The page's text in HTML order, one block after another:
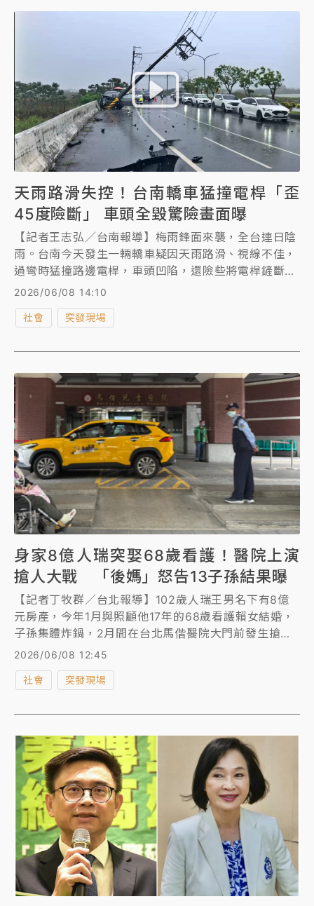
5月間判NONO無罪，主要理由是除了2名女子的單方
面指控，欠缺其他補強證據，士林地檢署不服無罪判
決，今提上訴，將由高等法院審理。
天雨路滑失控！台南轎車猛撞電桿「歪
45度險斷」 車頭全毀驚險畫面曝
【記者王志弘／台南報導】梅雨鋒面來襲，全台連日陰
雨。台南今天發生一輛轎車疑因天雨路滑、視線不佳，
過彎時猛撞路邊電桿，車頭凹陷，還險些將電桿鏟斷、
所幸駕駛僅額頭輕微擦傷。警方排除毒駕酒駕，呼籲用
路人雨天務必放慢車速。
2026/06/08 14:10
社會 突發現場
身家8億人瑞突娶68歲看護！醫院上演
搶人大戰 「後媽」怒告13子孫結果曝
【記者丁牧群／台北報導】102歲人瑞王男名下有8億
元房產，今年1月與照顧他17年的68歲看護賴女結婚，
子孫集體炸鍋，2月間在台北馬偕醫院大門前發生搶人
大戰，王姓人瑞看診結束後，13名子孫連人帶輪椅推著
毀損手機，台北地檢署偵辦後，認定王男的1名媳婦、1
人，其餘11名子孫不起訴。另外，王家子孫控告賴女強
制、偽造文書等官司由檢方偵辦中。
2026/06/08 12:45
社會 突發現場